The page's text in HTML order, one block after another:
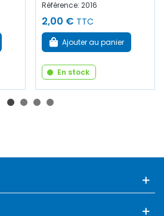
Référence: 2016
2,00 € TTC
Ajouter au panier
En stock